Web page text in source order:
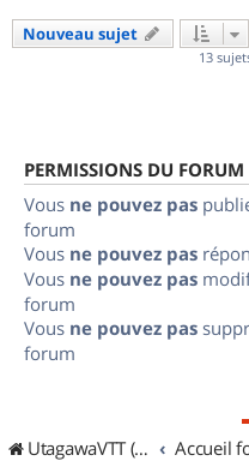
Nouveau sujet
13
PERMISSIONS DU FORUM
Vous ne pouvez pas
forum
Vous ne pouvez pas
Vous ne pouvez pas
forum
Vous ne pouvez pas
forum
UtagawaVTT (Randos VTT et VTTAE avec traces GPS) Accueil